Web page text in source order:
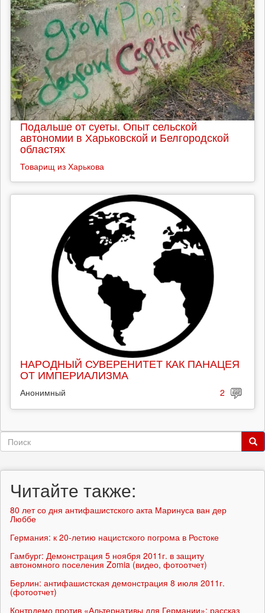
Подальше от суеты. Опыт сельской
автономии в Харьковской и Белгородской
областях
Товарищ из Харькова
НАРОДНЫЙ СУВЕРЕНИТЕТ КАК ПАНАЦЕЯ
ОТ ИМПЕРИАЛИЗМА
Анонимный 2
Форма
Читайте также:
80 лет со дня антифашистского акта Маринуса ван дер
Люббе
Германия: к 20-летию нацистского погрома в Ростоке
Гамбург: Демонстрация 5 ноября 2011г. в защиту
автономного поселения Zomia (видео, фотоотчет)
Берлин: антифашистская демонстрация 8 июля 2011г.
(фотоотчет)
Контрдемо против «Альтернативы для Германии»: рассказ